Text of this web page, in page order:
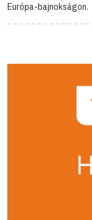
Európa-bajnokságon.